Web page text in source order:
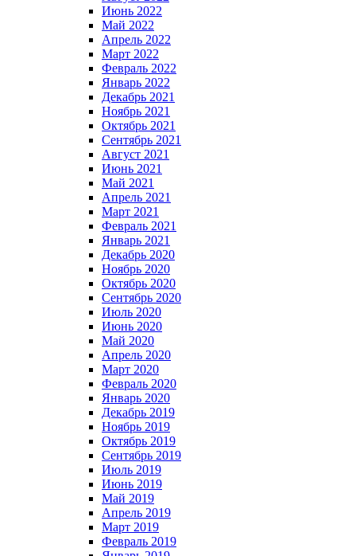
Июнь 2022
Май 2022
Апрель 2022
Март 2022
Февраль 2022
Январь 2022
Декабрь 2021
Ноябрь 2021
Октябрь 2021
Сентябрь 2021
Август 2021
Июнь 2021
Май 2021
Апрель 2021
Март 2021
Февраль 2021
Январь 2021
Декабрь 2020
Ноябрь 2020
Октябрь 2020
Сентябрь 2020
Июль 2020
Июнь 2020
Май 2020
Апрель 2020
Март 2020
Февраль 2020
Январь 2020
Декабрь 2019
Ноябрь 2019
Октябрь 2019
Сентябрь 2019
Июль 2019
Июнь 2019
Май 2019
Апрель 2019
Март 2019
Февраль 2019